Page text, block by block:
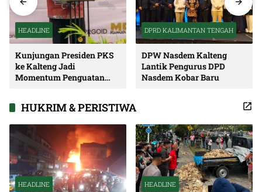
HEADLINE
Kunjungan Presiden PKS
ke Kalteng Jadi
Momentum Penguatan
DPRD KALIMANTAN TENGAH
DPW Nasdem Kalteng
Lantik Pengurus DPD
Nasdem Kobar Baru
HUKRIM & PERISTIWA
HEADLINE HEADLINE